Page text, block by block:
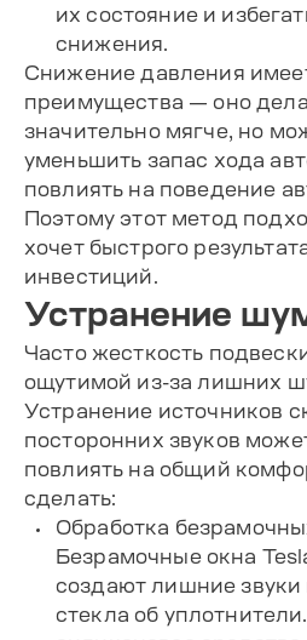
их состояние и
снижения.
Снижение давления
преимущества — оно
значительно мягче, но
уменьшить запас хода
повлиять на поведение
Поэтому этот метод
хочет быстрого
инвестиций.
Устранение
Часто жесткость
ощутимой из-за лишних
Устранение источников
посторонних звуков
повлиять на общий
сделать:
Обработка
Безрамочные окна
создают лишние звуки
стекла об